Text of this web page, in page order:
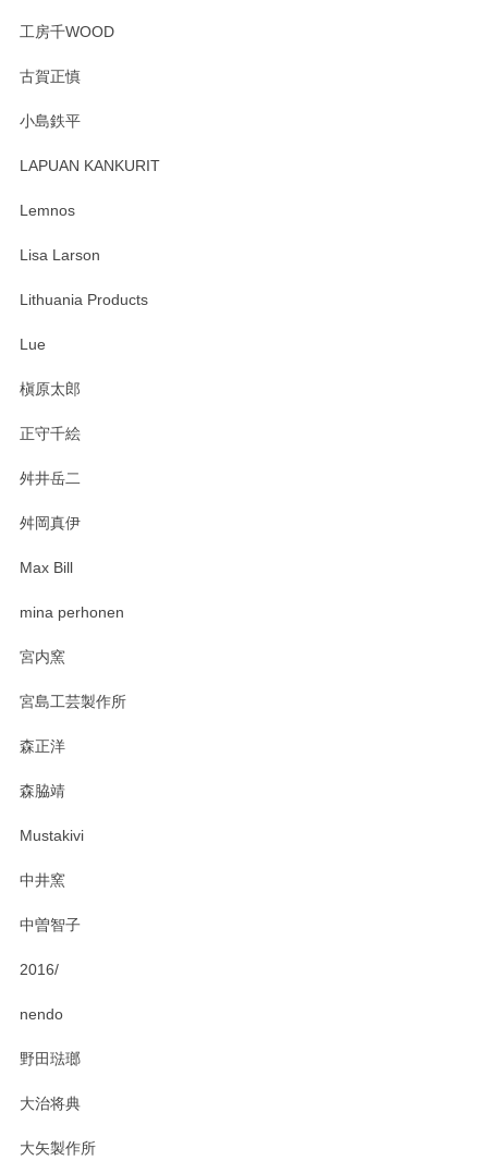
す。 素敵な湯呑みでとても気に入りました。 発送も早く、
たm(_)m
います。無事に届いたようで安心いたしまし
おかけしました。 ありがとうございます。
工房千WOOD
古賀正慎
小島鉄平
LAPUAN KANKURIT
Lemnos
Lisa Larson
Lithuania Products
Lue
槇原太郎
正守千絵
舛井岳二
舛岡真伊
Max Bill
mina perhonen
宮内窯
宮島工芸製作所
森正洋
森脇靖
Mustakivi
中井窯
中曽智子
2016/
nendo
野田琺瑯
大治将典
大矢製作所